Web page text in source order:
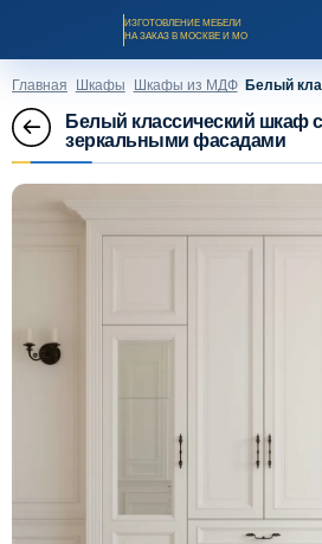
ИЗГОТОВЛЕНИЕ МЕБЕЛИ
НА ЗАКАЗ В МОСКВЕ И МО
Главная Шкафы Шкафы из МДФ Белый
Белый классический шкаф
зеркальными фасадами